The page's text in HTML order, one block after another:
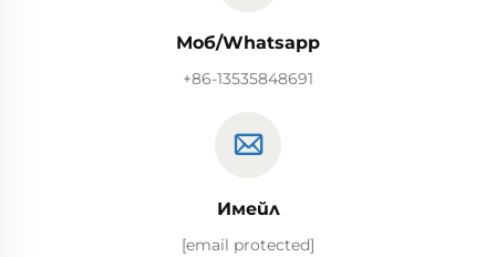
Моб/Whatsapp
+86-13535848691
Имейл
[email protected]